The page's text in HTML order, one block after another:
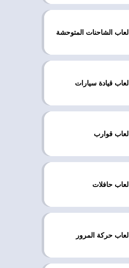
العاب الشاحنات المتوحشة
العاب قيادة سيارات
العاب قوارب
العاب حافلات
العاب حركة المرور